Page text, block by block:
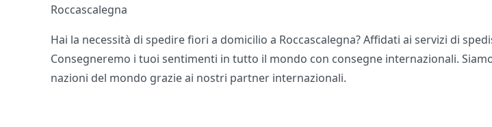
Roccascalegna
Hai la necessità di spedire fiori a domicilio a Roccascalegna? Affidati ai servizi di
Consegneremo i tuoi sentimenti in tutto il mondo con consegne internazionali.
nazioni del mondo grazie ai nostri partner internazionali.